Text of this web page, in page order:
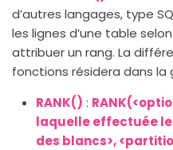
d’autres langages, type
les lignes d’une table
attribuer un rang. La
fonctions résidera dans la
RANK() :
laquelle effectuée le
des blancs>,